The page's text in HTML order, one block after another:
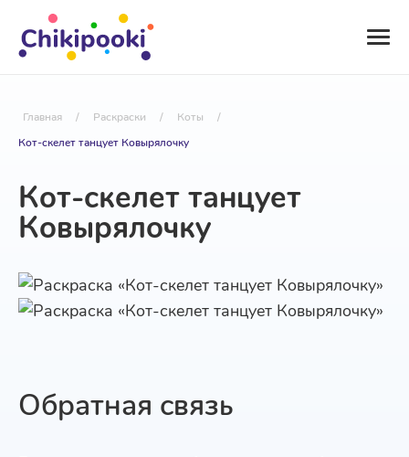
Главная / Раскраски / Коты
/
Кот-скелет танцует Ковырялочку
Кот-скелет танцует
Ковырялочку
Обратная связь